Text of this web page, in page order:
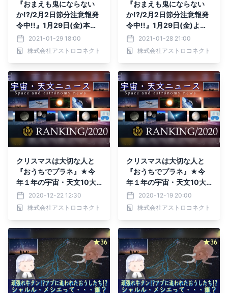
『おまえも鬼にならない
か!?/2月2日節分注意報発
令中!!』1月29日(金)本日
よる9時よりYouTube Liv
e配信！
2021-01-29 18:00
株式会社アストロコネクト
『おまえも鬼にならない
か!?/2月2日節分注意報発
令中!!』1月29日(金)よる9
時より無料ライブ配信！
2021-01-28 21:00
株式会社アストロコネクト
クリスマスは大切な人と
『おうちでプラネ』★今
年１年の宇宙・天文10大
ニュースRANKING!!12月
25日(金)よる9時～
2020-12-22 12:30
株式会社アストロコネクト
クリスマスは大切な人と
『おうちでプラネ』★今
年１年の宇宙・天文10大
ニュースRANKING!!12月
25日(金)よる9時～
2020-12-19 20:00
株式会社アストロコネクト